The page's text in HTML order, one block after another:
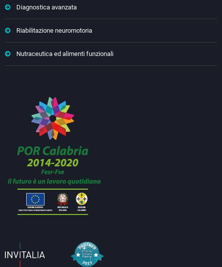
Diagnostica avanzata
Riabilitazione neuromotoria
Nutraceutica ed alimenti funzionali